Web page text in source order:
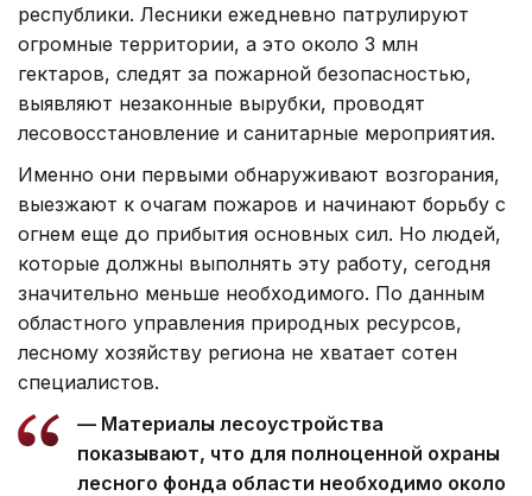
республики. Лесники ежедневно патрулируют
огромные территории, а это около 3 млн
гектаров, следят за пожарной безопасностью,
выявляют незаконные вырубки, проводят
лесовосстановление и санитарные мероприятия.
Именно они первыми обнаруживают возгорания,
выезжают к очагам пожаров и начинают борьбу с
огнем еще до прибытия основных сил. Но людей,
которые должны выполнять эту работу, сегодня
значительно меньше необходимого. По данным
областного управления природных ресурсов,
лесному хозяйству региона не хватает сотен
специалистов.
— Материалы лесоустройства
показывают, что для полноценной охраны
лесного фонда области необходимо около